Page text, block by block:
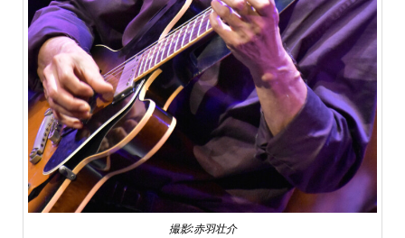
撮影:赤羽壮介